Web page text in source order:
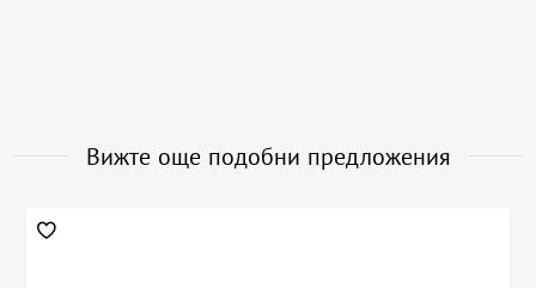
Вижте още подобни предложения